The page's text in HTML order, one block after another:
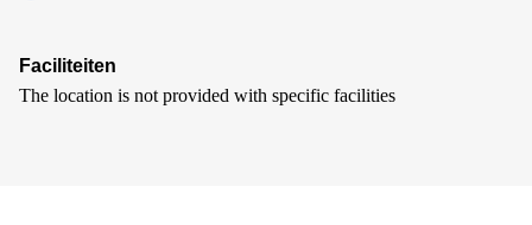
Faciliteiten
The location is not provided with specific facilities